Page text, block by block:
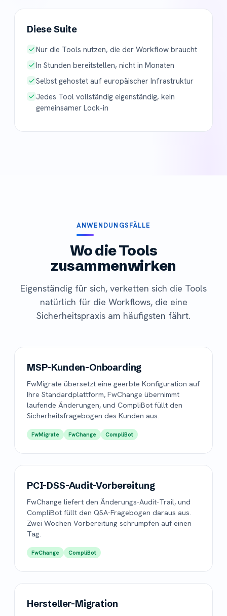
Diese Suite
Nur die Tools nutzen, die der Workflow braucht
In Stunden bereitstellen, nicht in Monaten
Selbst gehostet auf europäischer Infrastruktur
Jedes Tool vollständig eigenständig, kein
gemeinsamer Lock-in
ANWENDUNGSFÄLLE
Wo die Tools
zusammenwirken
Eigenständig für sich, verketten sich die Tools
natürlich für die Workflows, die eine
Sicherheitspraxis am häufigsten fährt.
MSP-Kunden-Onboarding
FwMigrate übersetzt eine geerbte Konfiguration auf
Ihre Standardplattform, FwChange übernimmt
laufende Änderungen, und CompliBot füllt den
Sicherheitsfragebogen des Kunden aus.
FwMigrate FwChange CompliBot
PCI-DSS-Audit-Vorbereitung
FwChange liefert den Änderungs-Audit-Trail, und
CompliBot füllt den QSA-Fragebogen daraus aus.
Zwei Wochen Vorbereitung schrumpfen auf einen
Tag.
FwChange CompliBot
Hersteller-Migration